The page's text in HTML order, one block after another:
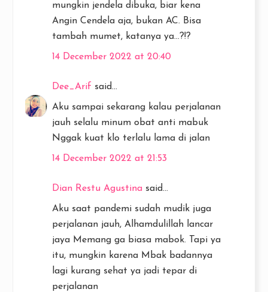
mungkin jendela dibuka, biar kena
Angin Cendela aja, bukan AC. Bisa
tambah mumet, katanya ya...?!?
14 December 2022 at 20:40
Dee_Arif said...
Aku sampai sekarang kalau perjalanan
jauh selalu minum obat anti mabuk
Nggak kuat klo terlalu lama di jalan
14 December 2022 at 21:53
Dian Restu Agustina said...
Aku saat pandemi sudah mudik juga
perjalanan jauh, Alhamdulillah lancar
jaya Memang ga biasa mabok. Tapi ya
itu, mungkin karena Mbak badannya
lagi kurang sehat ya jadi tepar di
perjalanan